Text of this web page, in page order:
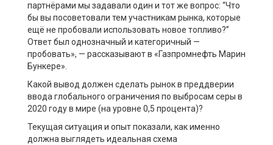
партнёрами мы задавали один и тот же вопрос: “Что
бы вы посоветовали тем участникам рынка, которые
ещё не пробовали использовать новое топливо?”
Ответ был однозначный и категоричный —
пробовать», — рассказывают в «Газпромнефть Марин
Бункере».
Какой вывод должен сделать рынок в преддверии
ввода глобального ограничения по выбросам серы в
2020 году в мире (на уровне 0,5 процента)?
Текущая ситуация и опыт показали, как именно
должна выглядеть идеальная схема